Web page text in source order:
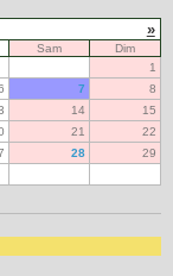
»
Sam
Dim
1
7
8
14
15
21
22
28
29